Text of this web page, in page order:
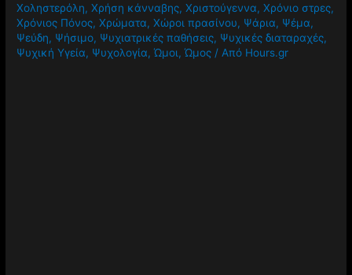
Χοληστερόλη,Χρήση κάνναβης,Χριστούγεννα,Χρόνιο στρες,
Χρόνιος Πόνος,Χρώματα,Χώροι πρασίνου, Ψάρια, Ψέμα,
Ψεύδη, Ψήσιμο, Ψυχιατρικές παθήσεις, Ψυχικές διαταραχές,
Ψυχική Υγεία, Ψυχολογία,Ώμοι,Ώμος / Από Hours.gr